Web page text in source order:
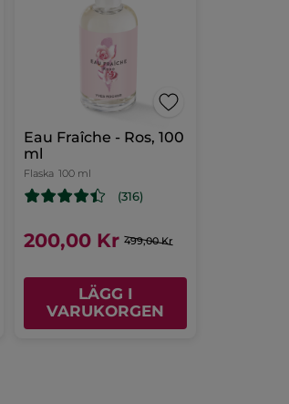
Eau Fraîche - Ros, 100
ml
Flaska 100 ml
(316)
200,00 Kr 499,00 Kr
LÄGG I
VARUKORGEN